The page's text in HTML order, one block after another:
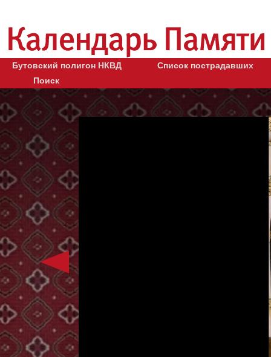
Бутовский полигон НКВД
Список пострадавших
Поиск